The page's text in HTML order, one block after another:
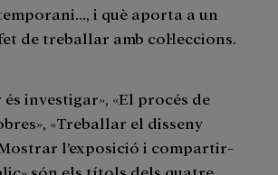
i què aporta a un
de treballar amb col·leccions.
investigar», «El procés de
«Treballar el disseny
l’exposició i compartir-